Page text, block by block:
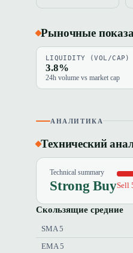
Рыночные
LIQUIDITY (VOL/CAP)
3.8%
24h volume vs market cap
АНАЛИТИКА
Технический
Technical summary
Strong BuySell
Скользящие средние
SMA 5
EMA 5